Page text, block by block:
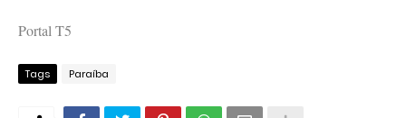
Portal T5
Tags Paraíba